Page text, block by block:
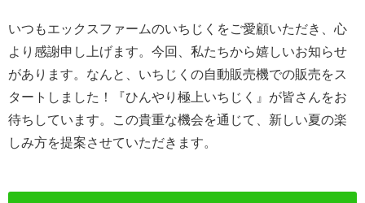
いつもエックスファームのいちじくをご愛顧いただき、心
より感謝申し上げます。今回、私たちから嬉しいお知らせ
があります。なんと、いちじくの自動販売機での販売をス
タートしました！『ひんやり極上いちじく』が皆さんをお
待ちしています。この貴重な機会を通じて、新しい夏の楽
しみ方を提案させていただきます。